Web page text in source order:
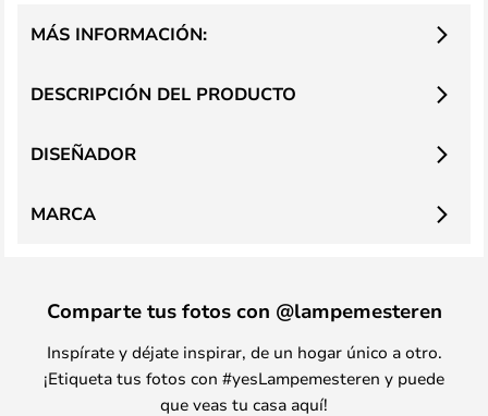
DESCRIPCIÓN DEL PRODUCTO
MÁS INFORMACIÓN:
DISEÑADOR
MARCA
Comparte tus fotos con @lampemesteren
Inspírate y déjate inspirar, de un hogar único a otro.
¡Etiqueta tus fotos con #yesLampemesteren y puede
que veas tu casa aquí!